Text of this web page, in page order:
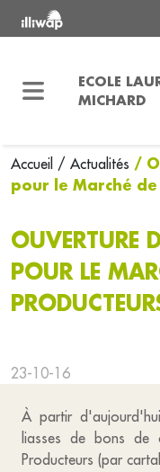
ECOLE
MICHARD
Accueil / Actualités /
pour le Marché
OUVERTURE
POUR LE
23-10-16
À partir
liasses de bons de
Producteurs (par